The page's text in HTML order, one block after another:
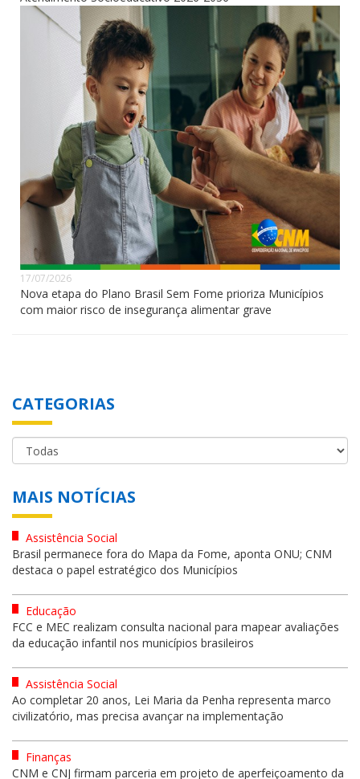
17/07/2026
Nova etapa do Plano Brasil Sem Fome prioriza Municípios
com maior risco de insegurança alimentar grave
CATEGORIAS
MAIS NOTÍCIAS
Assistência Social
Brasil permanece fora do Mapa da Fome, aponta ONU; CNM
destaca o papel estratégico dos Municípios
Educação
FCC e MEC realizam consulta nacional para mapear avaliações
da educação infantil nos municípios brasileiros
Assistência Social
Ao completar 20 anos, Lei Maria da Penha representa marco
civilizatório, mas precisa avançar na implementação
Finanças
CNM e CNJ firmam parceria em projeto de aperfeiçoamento da